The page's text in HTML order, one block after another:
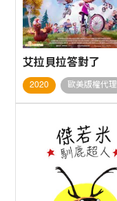
艾拉貝拉答對了
2020 歐美版權代理